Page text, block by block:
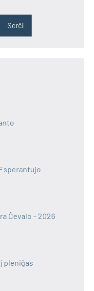
Serĉi
Ĉevalo – 2026
pleniĝas